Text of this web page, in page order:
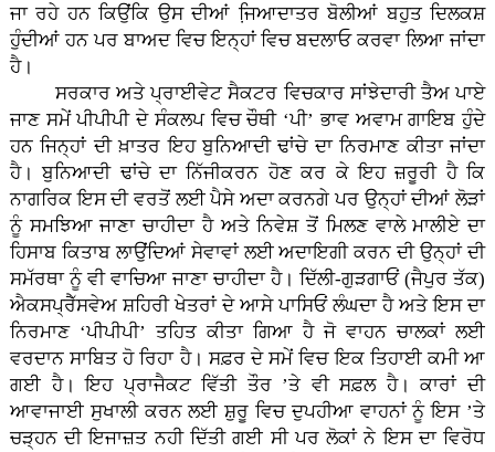
ਜਾ ਰਹੇ ਹਨ ਕਿਉਂਕਿ ਉਸ ਦੀਆਂ ਜਿ਼ਆਦਾਤਰ ਬੋਲੀਆਂ ਬਹੁਤ ਦਿਲਕਸ਼
ਹੁੰਦੀਆਂ ਹਨ ਪਰ ਬਾਅਦ ਵਿਚ ਇਨ੍ਹਾਂ ਵਿਚ ਬਦਲਾਓ ਕਰਵਾ ਲਿਆ ਜਾਂਦਾ
ਹੈ।
ਸਰਕਾਰ ਅਤੇ ਪ੍ਰਾਈਵੇਟ ਸੈਕਟਰ ਵਿਚਕਾਰ ਸਾਂਝੇਦਾਰੀ ਤੈਅ ਪਾਏ
ਜਾਣ ਸਮੇਂ ਪੀਪੀਪੀ ਦੇ ਸੰਕਲਪ ਵਿਚ ਚੌਥੀ ‘ਪੀ’ ਭਾਵ ਅਵਾਮ ਗਾਇਬ ਹੁੰਦੇ
ਹਨ ਜਿਨ੍ਹਾਂ ਦੀ ਖ਼ਾਤਰ ਇਹ ਬੁਨਿਆਦੀ ਢਾਂਚੇ ਦਾ ਨਿਰਮਾਣ ਕੀਤਾ ਜਾਂਦਾ
ਹੈ। ਬੁਨਿਆਦੀ ਢਾਂਚੇ ਦਾ ਨਿੱਜੀਕਰਨ ਹੋਣ ਕਰ ਕੇ ਇਹ ਜ਼ਰੂਰੀ ਹੈ ਕਿ
ਨਾਗਰਿਕ ਇਸ ਦੀ ਵਰਤੋਂ ਲਈ ਪੈਸੇ ਅਦਾ ਕਰਨਗੇ ਪਰ ਉਨ੍ਹਾਂ ਦੀਆਂ ਲੋੜਾਂ
ਨੂੰ ਸਮਝਿਆ ਜਾਣਾ ਚਾਹੀਦਾ ਹੈ ਅਤੇ ਨਿਵੇਸ਼ ਤੋਂ ਮਿਲਣ ਵਾਲੇ ਮਾਲੀਏ ਦਾ
ਹਿਸਾਬ ਕਿਤਾਬ ਲਾਉਂਦਿਆਂ ਸੇਵਾਵਾਂ ਲਈ ਅਦਾਇਗੀ ਕਰਨ ਦੀ ਉਨ੍ਹਾਂ ਦੀ
ਸਮੱਰਥਾ ਨੂੰ ਵੀ ਵਾਚਿਆ ਜਾਣਾ ਚਾਹੀਦਾ ਹੈ। ਦਿੱਲੀ-ਗੁੜਗਾਓਂ (ਜੈਪੁਰ ਤੱਕ)
ਐਕਸਪ੍ਰੈੱਸਵੇਅ ਸ਼ਹਿਰੀ ਖੇਤਰਾਂ ਦੇ ਆਸੇ ਪਾਸਿਓਂ ਲੰਘਦਾ ਹੈ ਅਤੇ ਇਸ ਦਾ
ਨਿਰਮਾਣ ‘ਪੀਪੀਪੀ’ ਤਹਿਤ ਕੀਤਾ ਗਿਆ ਹੈ ਜੋ ਵਾਹਨ ਚਾਲਕਾਂ ਲਈ
ਵਰਦਾਨ ਸਾਬਿਤ ਹੋ ਰਿਹਾ ਹੈ। ਸਫ਼ਰ ਦੇ ਸਮੇਂ ਵਿਚ ਇਕ ਤਿਹਾਈ ਕਮੀ ਆ
ਗਈ ਹੈ। ਇਹ ਪ੍ਰਾਜੈਕਟ ਵਿੱਤੀ ਤੌਰ ’ਤੇ ਵੀ ਸਫ਼ਲ ਹੈ। ਕਾਰਾਂ ਦੀ
ਆਵਾਜਾਈ ਸੁਖਾਲੀ ਕਰਨ ਲਈ ਸ਼ੁਰੂ ਵਿਚ ਦੁਪਹੀਆ ਵਾਹਨਾਂ ਨੂੰ ਇਸ ’ਤੇ
ਚੜ੍ਹਨ ਦੀ ਇਜਾਜ਼ਤ ਨਹੀ ਦਿੱਤੀ ਗਈ ਸੀ ਪਰ ਲੋਕਾਂ ਨੇ ਇਸ ਦਾ ਵਿਰੋਧ